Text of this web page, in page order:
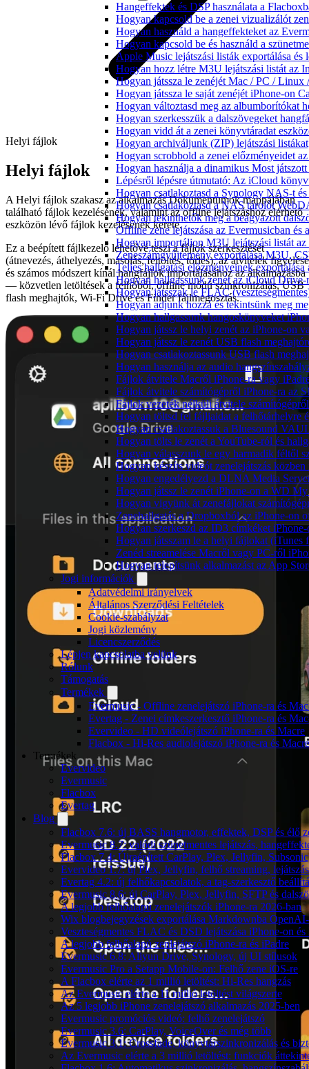
Hangeffektek és DSP használata a
Hogyan kapcsold be a zenei vizualizálót
Hogyan használd a hangeffekteket az
Hogyan kapcsold be és használd a
Apple Music lejátszási listák exportálása és
Hogyan hozz létre M3U lejátszási listát az
Hogyan játssza le zenéjét Mac / PC /
Hogyan játssza le saját zenéjét iPhone-on
Hogyan változtasd meg az albumborítókat
Hogyan szerkesszük a dalszövegeket
Hogyan vidd át a zenei könyvtáradat
Hogyan archiváljunk (ZIP) lejátszási
Hogyan scrobbold a zenei előzményeidet
Hogyan használja a dinamikus Most
Lépésről lépésre útmutató: Az iCloud
Hogyan csatlakoztasd a Synology NAS-t
Hogyan csatlakoztasd a NAS tárolót
Hogyan tekinthetők meg a beágyazott
Offline zene lejátszása az Evermusicban
Hogyan importáljon M3U lejátszási listát az
Zeneszámgyűjtemény exportálása M3U,
Teljes hallgatási előzményeinek
Hogyan hallgassunk zenét az iCloud
Hogyan játsszak le FLAC
Hogyan adjunk hozzá és tekintsünk meg
Hogyan hallgassunk hangoskönyveket
Hogyan játssz le helyi zenét az iPhone-on
Hogyan játssz le zenét USB flash
Hogyan csatlakoztassunk USB flash
Hogyan használja az audio
Fájlok átvitele Macről iPhone-ra vagy
Fájlok átvitele számítógépről iPhone-ra az
Fájlok vezeték nélküli átvitele
Hogyan töltsd fel fájljaidat a felhőtárhelyre
Hogyan csatlakoztassuk a Bluesound
Hogyan tölts le zenét a YouTube-ról és
Hogyan válasszunk le egy harmadik féltől
Hogyan készíts videót zenelejátszás közben
Hogyan engedélyezd a DLNA Media
Hogyan játssz le zenét iPhone-on a WD
Hogyan vigyünk át zenefájlokat
Zenehallgatás a Dropboxból az iPhone-on
Hogyan szerkeszd az ID3 címkéket
Hogyan játsszam le a helyi fájlokat (iTunes
Zenéd streamelése Macről vagy PC-ről
Hogyan telepítsünk alkalmazást az App
Jogi információk
Adatvédelmi irányelvek
Általános Szerződési Feltételek
Cookie-szabályzat
Jogi közlemény
Licencszerződés
Lépjen kapcsolatba velünk
Rólunk
Támogatás
Termékek
Evermusic - Offline zenelejátszó iPhone-ra és
Evertag - Zenei címkeszerkesztő iPhone-ra és
Evervideo - HD videólejátszó iPhone-ra és Macre
Flacbox - Hi-Res audiolejátszó iPhone-ra és Macre
Termékek
Evervideo
Evermusic
Flacbox
Evertag
Blog
Flacbox 7.6: új BASS hangmotor, effektek, DSP és élő
Evermusic 8.7: valódi szünetmentes lejátszás,
Flacbox 7.4: Újraépített CarPlay, Plex, Jellyfin,
Evervideo 1.7: új Plex, Jellyfin, felhő streaming,
Evertag 4.2: új felhőkapcsolatok, a tag-szerkesztő
Evermusic 8.6: új CarPlay, Plex, Jellyfin, SFTP és
A legjobb felhőalapú zenelejátszók iPhone-ra 2026-ban
Wix blogbejegyzések exportálása Markdownba
Veszteségmentes FLAC és DSD lejátszása iPhone-on
A legjobb felhőalapú zenlejátszó iPhone-ra és iPadre
Evermusic 6.8: Aliyun Drive, Synology, új UI stílusok
Evermusic Pro a Setapp Mobile-on: Felhő zene iOS-re
A Flacbox elérte az 1 millió letöltést: Hi-Res hangzás
Az Evermusic elérte a 11 millió letöltést világszerte
Az 5 legjobb iPhone zenelejátszó alkalmazás 2025-ben
Evermusic promóciós videó: felhő zenelejátszó
Evermusic 3.6: CarPlay, VoiceOver és még több
Evermusic 3.1: Crossfade, könyvtárszinkronizálás és
Az Evermusic elérte a 3 millió letöltést: funkciók
Helyi fájlok
Helyi fájlok
A Helyi fájlok szakasz az alkalmazás Dokumentumok mappájában
található fájlok kezelésének, valamint az offline lejátszáshoz elérhető
eszközön lévő fájlok kezelésének kerete.
Ez a beépített fájlkezelő lehetővé teszi a fájlok szerkesztését
(átnevezés, áthelyezés, másolás, feltöltés, törlés), az átvitelek
és számos módszert kínál hangfájlok importálásához az alkalmazásba
— közvetlen letöltések a felhőből, offline módú szinkronizálás, USB
flash meghajtók, Wi-Fi Drive és Finder fájlmegosztás.